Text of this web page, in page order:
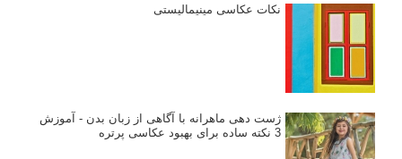
نکات عکاسی مینیمالیستی
ژست دهی ماهرانه با آگاهی از زبان بدن - آموزش
3 نکته ساده برای بهبود عکاسی پرتره